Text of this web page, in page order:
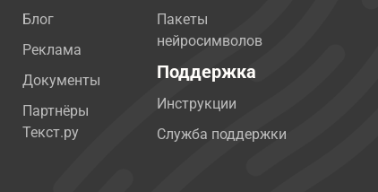
Блог
Реклама
Документы
Партнёры
Текст.ру
Пакеты
нейросимволов
Поддержка
Инструкции
Служба поддержки